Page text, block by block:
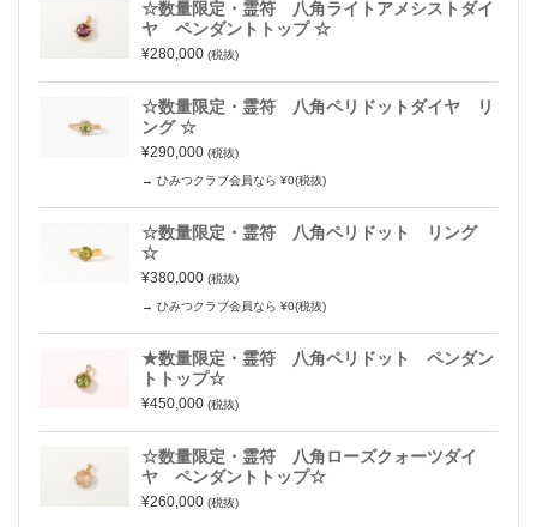
☆数量限定・霊符 八角ライトアメシストダイ
ヤ ペンダントトップ ☆
¥280,000 (税抜)
☆数量限定・霊符 八角ペリドットダイヤ リ
ング ☆
¥290,000 (税抜)
→ ひみつクラブ会員なら ¥0(税抜)
☆数量限定・霊符 八角ペリドット リング
☆
¥380,000 (税抜)
→ ひみつクラブ会員なら ¥0(税抜)
★数量限定・霊符 八角ペリドット ペンダン
トトップ☆
¥450,000 (税抜)
☆数量限定・霊符 八角ローズクォーツダイ
ヤ ペンダントトップ☆
¥260,000 (税抜)